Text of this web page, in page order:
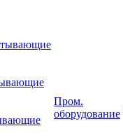
Пром.
оборудование